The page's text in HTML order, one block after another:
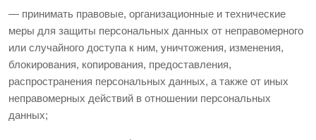
— принимать правовые, организационные и технические
меры для защиты персональных данных от неправомерного
или случайного доступа к ним, уничтожения, изменения,
блокирования, копирования, предоставления,
распространения персональных данных, а также от иных
неправомерных действий в отношении персональных
данных;